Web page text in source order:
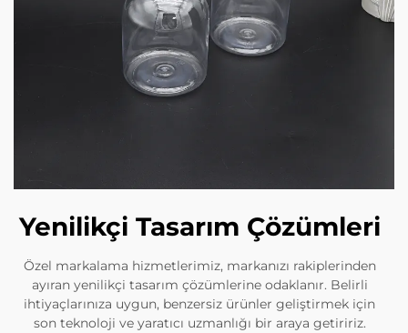
Yenilikçi Tasarım Çözümleri
Özel markalama hizmetlerimiz, markanızı rakiplerinden
ayıran yenilikçi tasarım çözümlerine odaklanır. Belirli
ihtiyaçlarınıza uygun, benzersiz ürünler geliştirmek için
son teknoloji ve yaratıcı uzmanlığı bir araya getiririz.